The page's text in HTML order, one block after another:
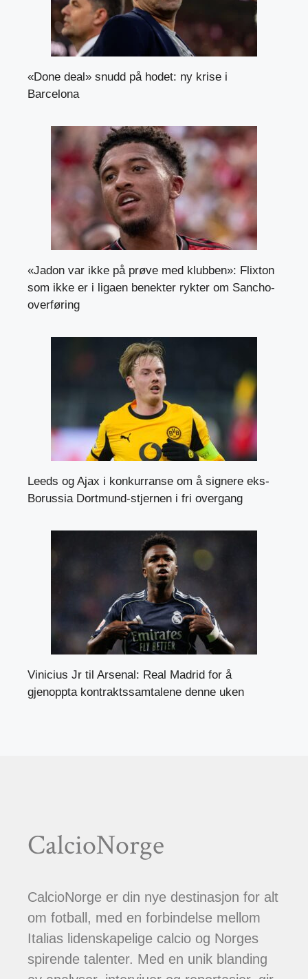
«Done deal» snudd på hodet: ny krise i
Barcelona
«Jadon var ikke på prøve med klubben»: Flixton
som ikke er i ligaen benekter rykter om Sancho-
overføring
Leeds og Ajax i konkurranse om å signere eks-
Borussia Dortmund-stjernen i fri overgang
Vinicius Jr til Arsenal: Real Madrid for å
gjenoppta kontraktssamtalene denne uken
CalcioNorge
CalcioNorge er din nye destinasjon for alt
om fotball, med en forbindelse mellom
Italias lidenskapelige calcio og Norges
spirende talenter. Med en unik blanding